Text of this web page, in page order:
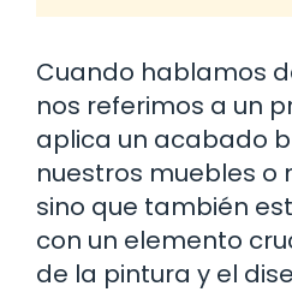
Cuando hablamos
nos referimos a un
aplica un acabado
nuestros muebles o
sino que también
con un elemento
de la pintura y el